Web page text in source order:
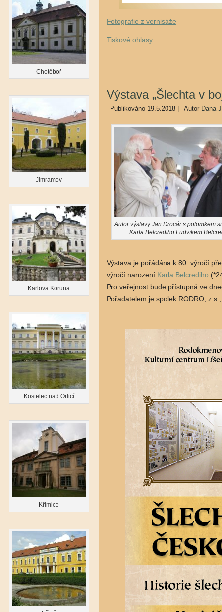
Chotěboř
Jimramov
Karlova Koruna
Kostelec nad Orlicí
Křimice
Fotografie z vernisáže
Tiskové ohlasy
Výstava „Šlechta v
Publikováno 19.5.2018 Autor Dana
Autor výstavy Jan Drocár s potomkem
Karla Belcrediho Ludvíkem
Výstava je pořádána k 80. výročí
výročí narození Karla Belcrediho
Pro veřejnost bude přístupná ve
Pořadatelem je spolek RODRO,